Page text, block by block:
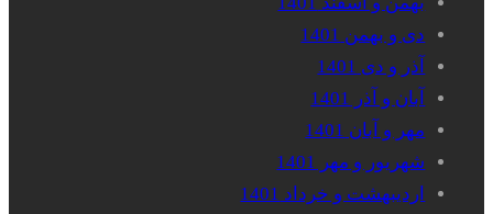
دی و بهمن 1401
آذر و دی 1401
آبان و آذر 1401
مهر و آبان 1401
شهریور و مهر 1401
اردیبهشت و خرداد 1401